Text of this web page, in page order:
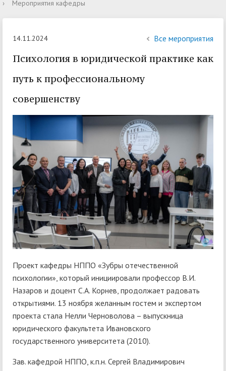
›
Мероприятия кафедры
14.11.2024 Все мероприятия
Психология в юридической практике как
путь к профессиональному
совершенству
Проект кафедры НППО «Зубры отечественной
психологии», который инициировали профессор В.И.
Назаров и доцент С.А. Корнев, продолжает радовать
открытиями. 13 ноября желанным гостем и экспертом
проекта стала Нелли Черноволова – выпускница
юридического факультета Ивановского
государственного университета (2010).
Зав. кафедрой НППО, к.п.н. Сергей Владимирович